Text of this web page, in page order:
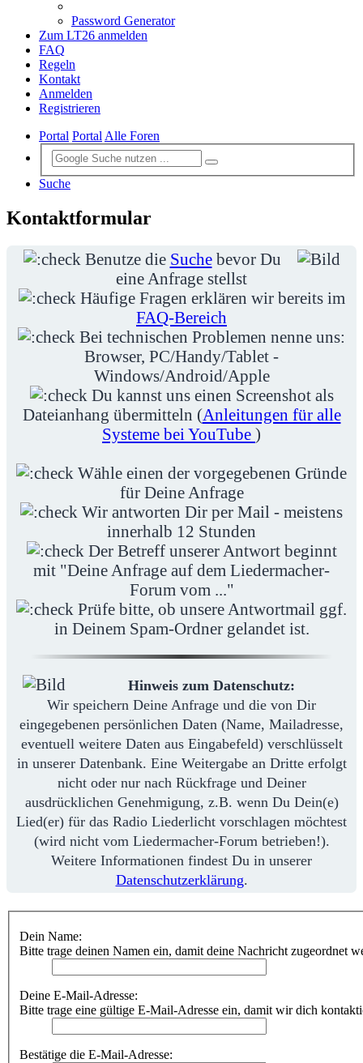
Password Generator
Zum LT26 anmelden
FAQ
Regeln
Kontakt
Anmelden
Registrieren
Portal PortalAlle Foren
Suche
Kontaktformular
Benutze die Suchebevor Du
eine Anfrage stellst
Häufige Fragen erklären wir bereits im
FAQ-Bereich
Bei technischen Problemen nenne uns:
Browser, PC/Handy/Tablet -
Windows/Android/Apple
Du kannst uns einen Screenshot als
Dateianhang übermitteln (Anleitungen für alle
Systeme bei YouTube )
Wähle einen der vorgegebenen Gründe
für Deine Anfrage
Wir antworten Dir per Mail - meistens
innerhalb 12 Stunden
Der Betreff unserer Antwort beginnt
mit "Deine Anfrage auf dem Liedermacher-
Forum vom ..."
Prüfe bitte, ob unsere Antwortmail ggf.
in Deinem Spam-Ordner gelandet ist.
Hinweis zum Datenschutz:
Wir speichern Deine Anfrage und die von Dir
eingegebenen persönlichen Daten (Name, Mailadresse,
eventuell weitere Daten aus Eingabefeld) verschlüsselt
in unserer Datenbank. Eine Weitergabe an Dritte erfolgt
nicht oder nur nach Rückfrage und Deiner
ausdrücklichen Genehmigung, z.B. wenn Du Dein(e)
Lied(er) für das Radio Liederlicht vorschlagen möchtest
(wird nicht vom Liedermacher-Forum betrieben!).
Weitere Informationen findest Du in unserer
Datenschutzerklärung.
Dein Name:
Bitte trage deinen Namen ein, damit deine Nachricht zugeordnet
Deine E-Mail-Adresse:
Bitte trage eine gültige E-Mail-Adresse ein, damit wir dich
Bestätige die E-Mail-Adresse: